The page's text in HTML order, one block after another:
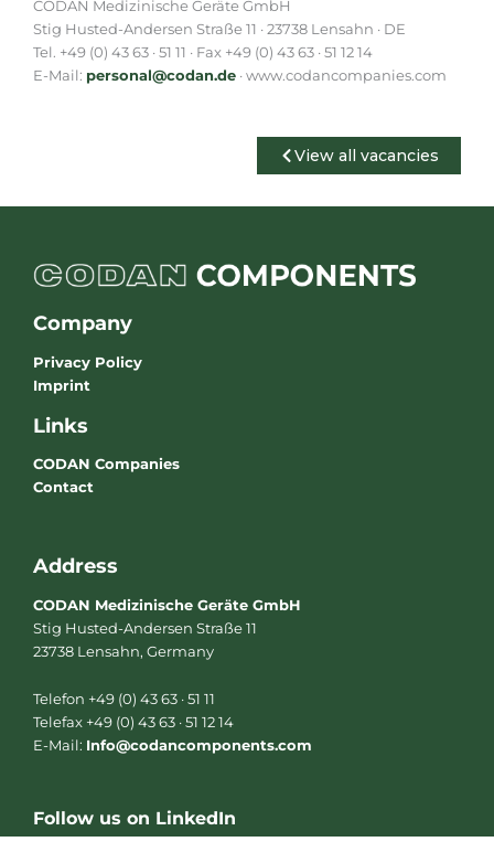
CODAN Medizinische Geräte GmbH
Stig Husted-Andersen Straße 11 · 23738 Lensahn · DE
Tel. +49 (0) 43 63 · 51 11 · Fax +49 (0) 43 63 · 51 12 14
E-Mail: personal@codan.de · www.codancompanies.com
View all vacancies
Company
Privacy Policy
Imprint
Links
CODAN Companies
Contact
Address
CODAN Medizinische Geräte GmbH
Stig Husted-Andersen Straße 11
23738 Lensahn, Germany
Telefon +49 (0) 43 63 · 51 11
Telefax +49 (0) 43 63 · 51 12 14
E-Mail: Info@codancomponents.com
Follow us on LinkedIn
L